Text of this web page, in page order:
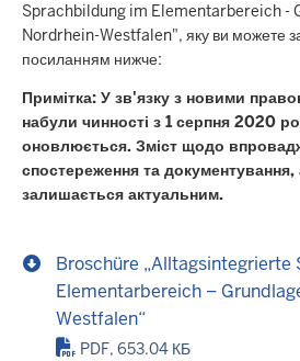
Sprachbildung im Elementarbereich -
Nordrhein-Westfalen", яку ви можете
посиланням нижче:
Примітка: У зв'язку з новими
набули чинності з 1 серпня 2020
оновлюється. Зміст щодо
спостереження та документування,
залишається актуальним.
Broschüre „Alltagsintegrierte
Elementarbereich –
Westfalen“
PDF, 653.04 КБ